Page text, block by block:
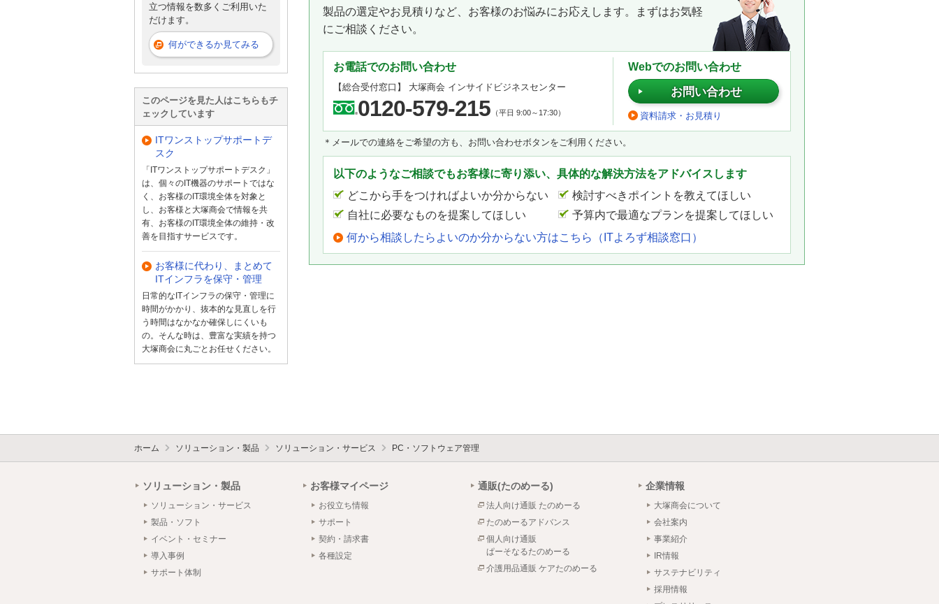
製品の選定やお見積りなど、お客様のお悩みにお応えします。まずはお気軽
にご相談ください。
お電話でのお問い合わせ
【総合受付窓口】 大塚商会 インサイドビジネスセンター
0120-579-215 （平日 9:00～17:30）
Webでのお問い合わせ
お問い合わせ
資料請求・お見積り
＊メールでの連絡をご希望の方も、お問い合わせボタンをご利用ください。
以下のようなご相談でもお客様に寄り添い、具体的な解決方法をアドバイスします
どこから手をつければよいか分からない
検討すべきポイントを教えてほしい
自社に必要なものを提案してほしい
予算内で最適なプランを提案してほしい
何から相談したらよいのか分からない方はこちら（ITよろず相談窓口）
立つ情報を数多くご利用いた
だけます。
何ができるか見てみる
このページを見た人はこちらもチ
ェックしています
ITワンストップサポートデ
スク
「ITワンストップサポートデスク」
は、個々のIT機器のサポートではな
く、お客様のIT環境全体を対象と
し、お客様と大塚商会で情報を共
有、お客様のIT環境全体の維持・改
善を目指すサービスです。
お客様に代わり、まとめて
ITインフラを保守・管理
日常的なITインフラの保守・管理に
時間がかかり、抜本的な見直しを行
う時間はなかなか確保しにくいも
の。そんな時は、豊富な実績を持つ
大塚商会に丸ごとお任せください。
ホーム ソリューション・製品 ソリューション・サービス PC・ソフトウェア管理
ソリューション・製品
ソリューション・サービス
製品・ソフト
イベント・セミナー
導入事例
サポート体制
お客様マイページ
お役立ち情報
サポート
契約・請求書
各種設定
通販(たのめーる)
法人向け通販 たのめーる
たのめーるアドバンス
個人向け通販
ぱーそなるたのめーる
介護用品通販 ケアたのめーる
企業情報
大塚商会について
会社案内
事業紹介
IR情報
サステナビリティ
採用情報